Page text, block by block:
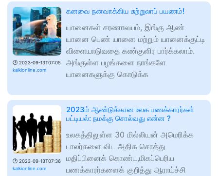
🕑 2023-09-13T07:05
kalkionline.com
கனவை நனவாக்கிய சுற்றுலாப் பயணம்!
யானைகள் சரணாலயம், இங்கு ஆண்
யானை பெண் யானை மற்றும் யானைக்குட்டி
விளையாடுவதை கண்குளிர பார்க்கலாம்.
அங்குள்ள பழங்களை நாங்களே
யானைகளுக்கு கொடுக்க
🕑 2023-09-13T07:36
kalkionline.com
2023ம் ஆண்டுக்கான உலக பணக்காரர்கள்
பட்டியல்: நமக்கு சொல்வது என்ன ?
உலகத்திலுள்ள 30 மில்லியன் அமெரிக்க
டாலர்களை விட அதிக சொத்து
மதிப்பினைக் கொண்ட,மிகப்பெரிய
பணக்காரர்களைக் குறித்து ஆராய்ச்சி